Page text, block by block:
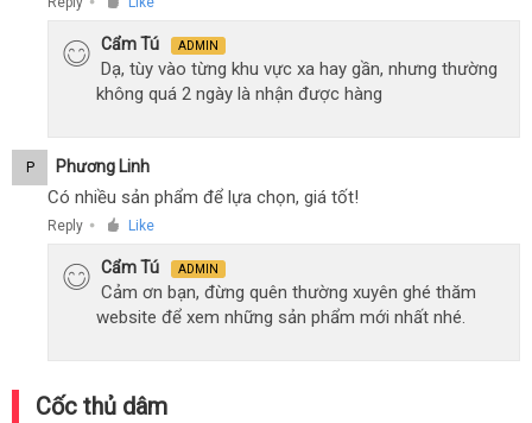
●
Cẩm Tú ADMIN
Dạ, tùy vào từng khu vực xa hay gần, nhưng thường
không quá 2 ngày là nhận được hàng
P Phương Linh
Có nhiều sản phẩm để lựa chọn, giá tốt!
Reply ● Like
Cẩm Tú ADMIN
Cảm ơn bạn, đừng quên thường xuyên ghé thăm
website để xem những sản phẩm mới nhất nhé.
Cốc thủ dâm